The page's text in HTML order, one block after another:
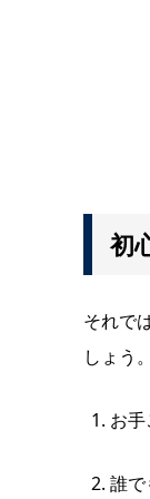
初
それで
しょう。
お
誰で